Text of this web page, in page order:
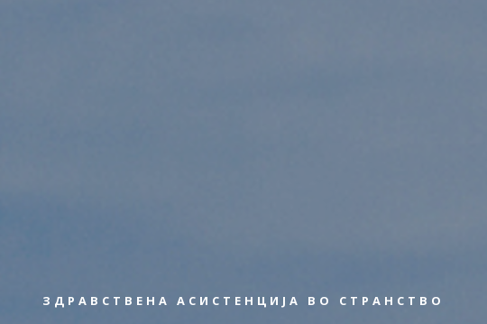
ЗДРАВСТВЕНА АСИСТЕНЦИЈА ВО СТРАНСТВО